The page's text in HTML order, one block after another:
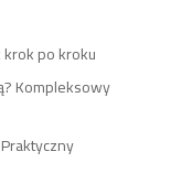
po kroku
Kompleksowy